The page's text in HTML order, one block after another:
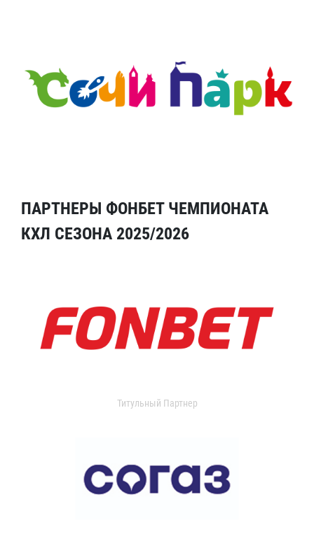
ПАРТНЕРЫ ФОНБЕТ ЧЕМПИОНАТА
КХЛ СЕЗОНА 2025/2026
Титульный Партнер